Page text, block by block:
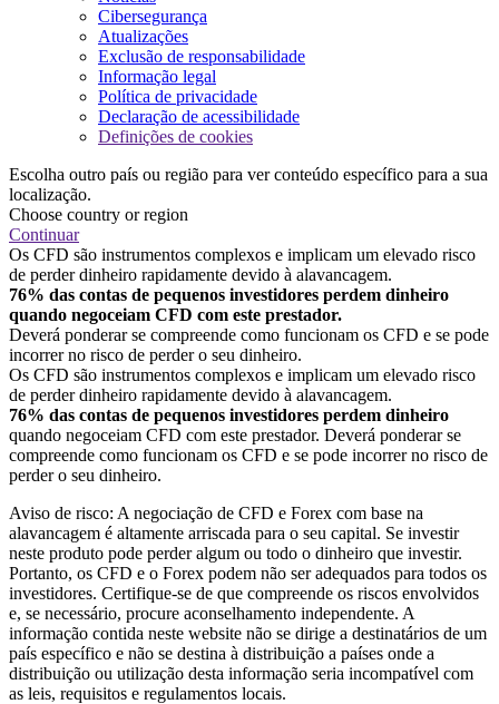
Cibersegurança
Atualizações
Exclusão de responsabilidade
Informação legal
Política de privacidade
Declaração de acessibilidade
Definições de cookies
Escolha outro país ou região para ver conteúdo específico para a sua
localização.
Choose country or region
Continuar
Os CFD são instrumentos complexos e implicam um elevado risco
de perder dinheiro rapidamente devido à alavancagem.
76% das contas de pequenos investidores perdem dinheiro
quando negoceiam CFD com este prestador.
Deverá ponderar se compreende como funcionam os CFD e se pode
incorrer no risco de perder o seu dinheiro.
Os CFD são instrumentos complexos e implicam um elevado risco
de perder dinheiro rapidamente devido à alavancagem.
76% das contas de pequenos investidores perdem dinheiro
quando negoceiam CFD com este prestador. Deverá ponderar se
compreende como funcionam os CFD e se pode incorrer no risco de
perder o seu dinheiro.
Aviso de risco: A negociação de CFD e Forex com base na
alavancagem é altamente arriscada para o seu capital. Se investir
neste produto pode perder algum ou todo o dinheiro que investir.
Portanto, os CFD e o Forex podem não ser adequados para todos os
investidores. Certifique-se de que compreende os riscos envolvidos
e, se necessário, procure aconselhamento independente. A
informação contida neste website não se dirige a destinatários de um
país específico e não se destina à distribuição a países onde a
distribuição ou utilização desta informação seria incompatível com
as leis, requisitos e regulamentos locais.